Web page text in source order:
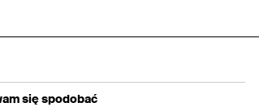
się spodobać